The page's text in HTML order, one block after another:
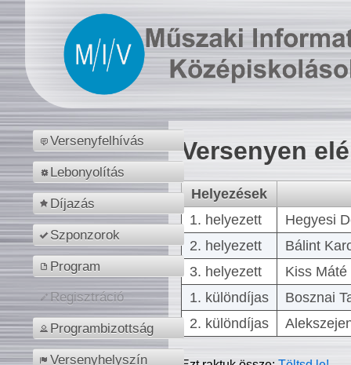
Versenyfelhívás
Lebonyolítás
Díjazás
Szponzorok
Program
Regisztráció
Programbizottság
Versenyhelyszín
Versenyen
Helyezések
1. helyezett
Hegyesi
2. helyezett
Bálint
3. helyezett
Kiss
1. különdíjas
Bosznai
2. különdíjas